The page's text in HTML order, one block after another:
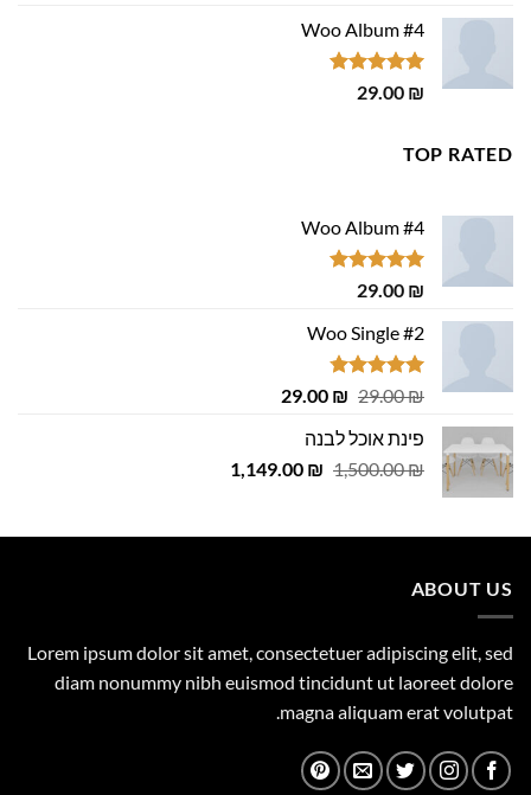
היה:
29.00 ₪.
Woo Album #4
דורג5.00
29.00 ₪
TOP RATED
Woo Album #4
דורג5.00
29.00 ₪
Woo Single #2
דורג4.75
29.00₪
המחיר
היה:
29.00 ₪.
29.00 ₪
המחיר
29.00 ₪.
פינת אוכל לבנה
1,500.00₪
המחיר
1,500.00 ₪.
1,149.00 ₪
המחיר
1,149.00 ₪.
ABOUT US
Lorem ipsum dolor sit amet, consectetuer adipiscing elit, sed
diam nonummy nibh euismod tincidunt ut laoreet dolore
magna aliquam erat volutpat.